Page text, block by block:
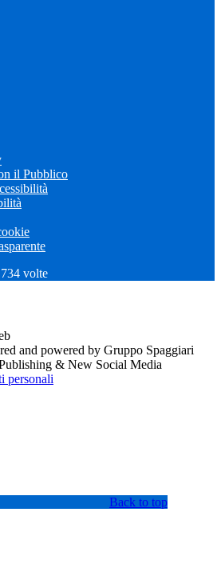
il Pubblico
734 volte
and powered by Gruppo Spaggiari
& New Social Media
personali
Back to top